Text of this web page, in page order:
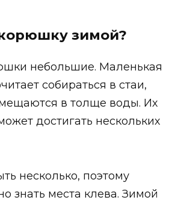
зимой?
небольшие. Маленькая
собираться в стаи,
в толще воды. Их
достигать нескольких
несколько, поэтому
знать места клева. Зимой